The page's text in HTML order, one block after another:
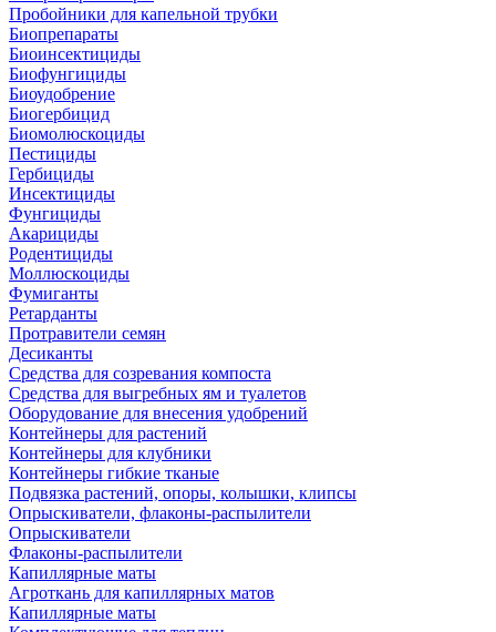
Пробойники для капельной трубки
Биопрепараты
Биоинсектициды
Биофунгициды
Биоудобрение
Биогербицид
Биомолюскоциды
Пестициды
Гербициды
Инсектициды
Фунгициды
Акарициды
Родентициды
Моллюскоциды
Фумиганты
Ретарданты
Протравители семян
Десиканты
Средства для созревания компоста
Средства для выгребных ям и туалетов
Оборудование для внесения удобрений
Контейнеры для растений
Контейнеры для клубники
Контейнеры гибкие тканые
Подвязка растений, опоры, колышки, клипсы
Опрыскиватели, флаконы-распылители
Опрыскиватели
Флаконы-распылители
Капиллярные маты
Агроткань для капиллярных матов
Капиллярные маты